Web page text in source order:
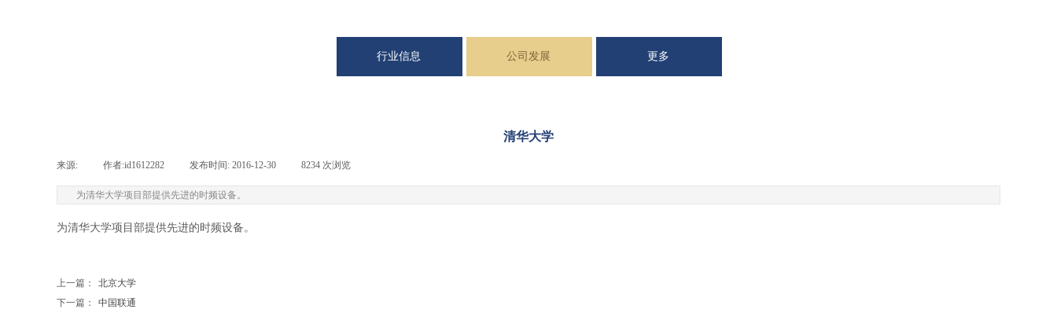
行业信息 公司发展 更多
清华大学
来源: 作者:id1612282 发布时间: 2016-12-30 8234 次浏览
为清华大学项目部提供先进的时频设备。
为清华大学项目部提供先进的时频设备。
上一篇：
北京大学
下一篇：
中国联通